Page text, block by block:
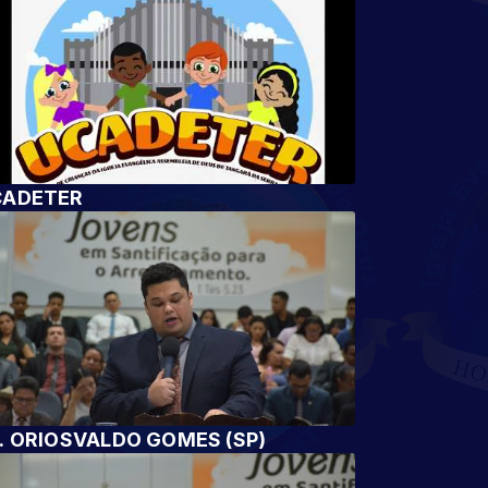
ORIOSVALDO GOMES (SP)